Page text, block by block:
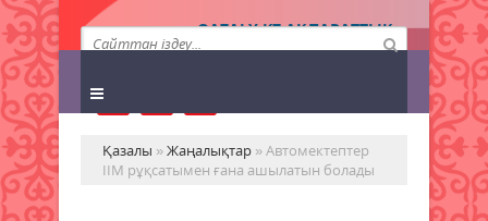
QAZALY.KZ АҚПАРАТТЫҚ
АГЕНТТІГІ
Қазалы »Жаңалықтар » Автомектептер
ІІМ рұқсатымен ғана ашылатын болады